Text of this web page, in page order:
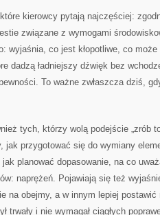
kierowcy pytają najczęściej:
związane z wymogami
wyjaśnia, co jest kłopotliwe, co
dadzą ładniejszy dźwięk bez
To ważne zwłaszcza dziś,
tych, którzy wolą podejście „zrób
jak przygotować się do wymiany
jak planować dopasowanie, na co
naprężeń. Pojawiają się też
na obejmy, a w innym lepiej postawić
trwały i nie wymagał ciągłych